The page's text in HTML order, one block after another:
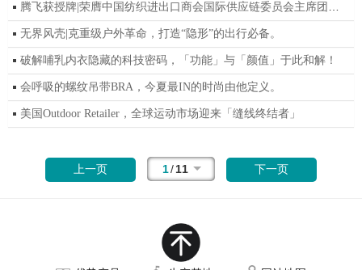
腾飞获授牌|荣膺中国纺织进出口商会国际供应链委员会主席团成员单位!
无界风壳|克重级户外革命，打造“隐形”的出行必备。
破解哺乳内衣隐藏的科技密码，「功能」与「颜值」于此和解！
会呼吸的螺纹吊带BRA，今夏最IN的时尚由他定义。
美国Outdoor Retailer，全球运动市场迎来「缝线终结者」
上一页 1/11 下一页